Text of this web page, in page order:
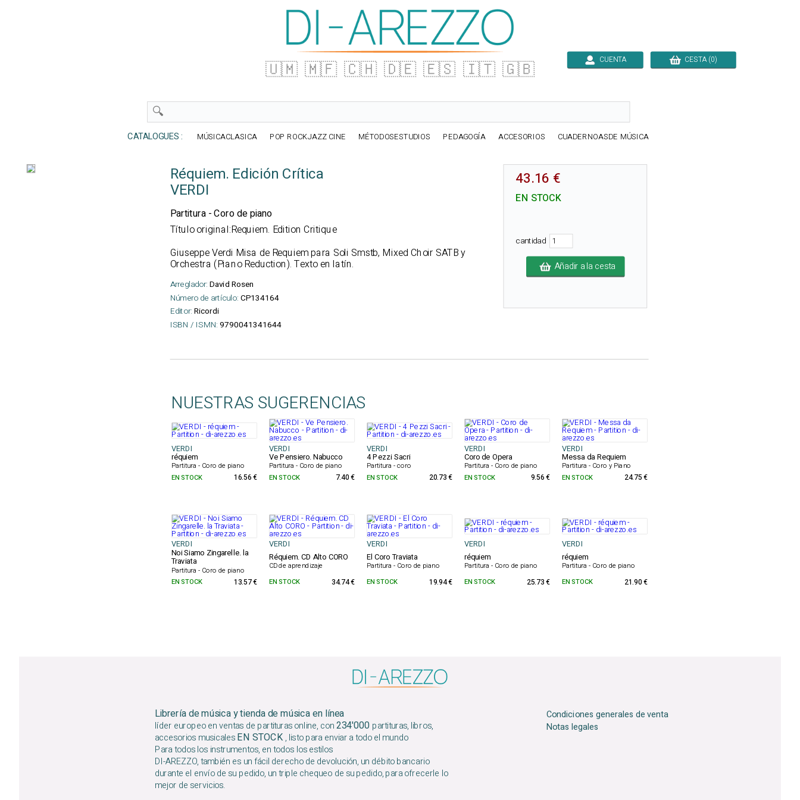
🇺🇲 🇲🇫 🇨🇭 🇩🇪 🇪🇸 🇮🇹 🇬🇧 CUENTA CESTA (0)
CATALOGUES : MÚSICACLASICA POP ROCKJAZZ CINE MÉTODOSESTUDIOS PEDAGOGÍA ACCESORIOS CUADERNOASDE MÚSICA
Réquiem. Edición Crítica
VERDI
Partitura - Coro de piano
Título original:Requiem. Edition Critique
Giuseppe Verdi Misa de Requiem para Soli Smstb, Mixed Choir SATB y
Orchestra (Piano Reduction). Texto en latín.
Arreglador: David Rosen
Número de artículo: CP134164
Editor: Ricordi
ISBN / ISMN: 9790041341644
43.16 €
EN STOCK
cantidad
Añadir a la cesta
NUESTRAS SUGERENCIAS
VERDI VERDI VERDI VERDI VERDI
réquiem
Partitura - Coro de piano
Ve Pensiero. Nabucco
Partitura - Coro de piano
4 Pezzi Sacri
Partitura - coro
Coro de Opera
Partitura - Coro de piano
Messa da Requiem
Partitura - Coro y Piano
EN STOCK 16.56 € EN STOCK 7.40 € EN STOCK 20.73 € EN STOCK 9.56 € EN STOCK 24.75 €
VERDI VERDI VERDI VERDI VERDI
Noi Siamo Zingarelle. la
Traviata
Partitura - Coro de piano
Réquiem. CD Alto CORO
CD de aprendizaje
El Coro Traviata
Partitura - Coro de piano
réquiem
Partitura - Coro de piano
réquiem
Partitura - Coro de piano
EN STOCK
13.57 € EN STOCK 34.74 € EN STOCK 19.94 € EN STOCK 25.73 € EN STOCK 21.90 €
Librería de música y tienda de música en línea
líder europeo en ventas de partituras online, con234'000 partituras, libros,
accesorios musicalesEN STOCK, listo para enviar a todo el mundo
Para todos los instrumentos, en todos los estilos
DI-AREZZO, también es un fácil derecho de devolución, un débito bancario
durante el envío de su pedido, un triple chequeo de su pedido, para ofrecerle lo
mejor de servicios.
Condiciones generales de venta
Notas legales